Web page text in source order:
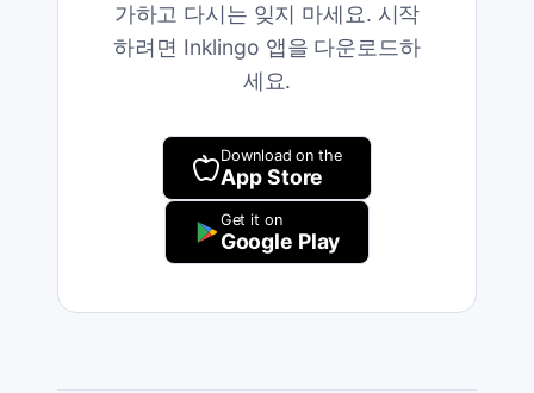
가하고 다시는 잊지 마세요. 시작
하려면 Inklingo 앱을 다운로드하
세요.
Download on the
App Store
Get it on
Google Play